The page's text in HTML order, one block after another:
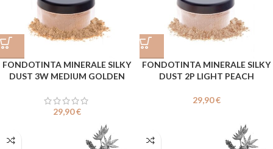
FONDOTINTA MINERALE SILKY
DUST 3W MEDIUM GOLDEN
29,90€
FONDOTINTA MINERALE SILKY
DUST 2P LIGHT PEACH
29,90€